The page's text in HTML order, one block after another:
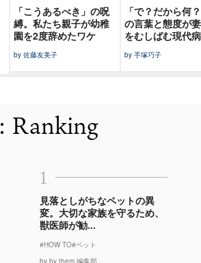
「こうあるべき」の呪
縛。私たち親子が幼稚
園を2度辞めたワケ
by 佐藤友美子
「で？だから何
の言葉と態度が
をむしばむ現代病
by 手塚巧子
: Ranking
1
見落としがちなペットの異
変。大切な家族を守るため、
獣医師が勧...
#HOW TO#ペット
by by them 編集部